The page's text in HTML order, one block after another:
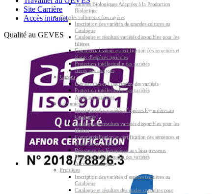
Site Carrière
Accès intranet
Qualité au GEVES
Variétés Biologiques Adaptées à la Production
Biologique
Grandes cultures et fourragères
Inscription des variétés de grandes cultures au
Catalogue
Catalogue et résultats variétés disponibles pour les
filières
Commercialisation et certification des semences et
plants d’espèces agricoles
Protection intellectuelle des variétés
Accès aux analyses
Gazons
L’évaluation et l’inscription des variétés
Protection intellectuelle des variétés
Accès aux analyses
Légumières
Inscription des variétés d’espèces légumières au
Catalogue
Catalogue et résultats variétés disponibles pour les
filières
Commercialisation et certification des semences et
plants de légumières
Résistance des légumières aux bioagresseurs
Protection intellectuelle des variétés
Accès aux analyses
Fruitières
Inscription des variétés d’espèces fruitières au
Catalogue
Catalogue et résultats des études conduites pour